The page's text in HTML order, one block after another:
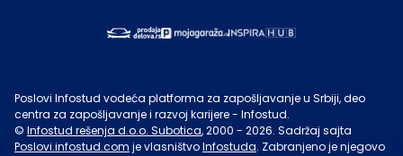
Poslovi Infostud vodeća platforma za zapošljavanje u Srbiji, deo
centra za zapošljavanje i razvoj karijere - Infostud.
© Infostud rešenja d.o.o. Subotica, 2000 - 2026. Sadržaj sajta
Poslovi.infostud.com je vlasništvoInfostuda. Zabranjeno je njegovo